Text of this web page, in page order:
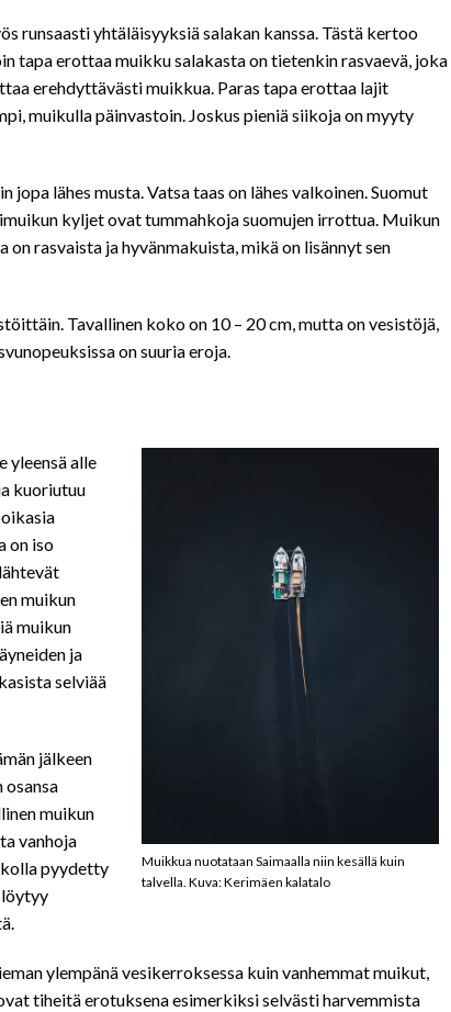
runsaasti yhtäläisyyksiä salakan kanssa. Tästä kertoo
tapa erottaa muikku salakasta on tietenkin rasvaevä, joka
erehdyttävästi muikkua. Paras tapa erottaa lajit
muikulla päinvastoin. Joskus pieniä siikoja on myyty
lähes musta. Vatsa taas on lähes valkoinen. Suomut
kyljet ovat tummahkoja suomujen irrottua. Muikun
rasvaista ja hyvänmakuista, mikä on lisännyt sen
Tavallinen koko on 10 – 20 cm, mutta on vesistöjä,
on suuria eroja.
Muikkua nuotataan Saimaalla niin kesällä kuin
talvella. Kuva: Kerimäen kalatalo
yleensä alle
kuoriutuu
on iso
muikun
muikun
ja
selviää
jälkeen
osansa
muikun
vanhoja
pyydetty
löytyy
ylempänä vesikerroksessa kuin vanhemmat muikut,
tiheitä erotuksena esimerkiksi selvästi harvemmista